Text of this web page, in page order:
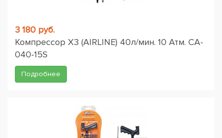
3 180 руб.
Компрессор X3 (AIRLINE) 40л/мин. 10 Атм. CA-
040-15S
Подробнее